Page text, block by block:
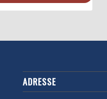
ADRESSE